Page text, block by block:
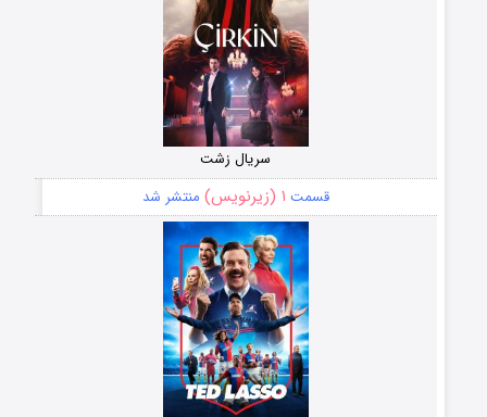
سریال زشت
قسمت ۱ (زیرنویس) منتشر شد